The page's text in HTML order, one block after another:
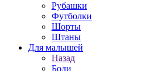
Рубашки
Футболки
Шорты
Штаны
Для малышей
Назад
Боди